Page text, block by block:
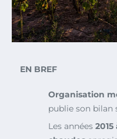
EN BREF
Organisation
publie son bilan
Les années 2015